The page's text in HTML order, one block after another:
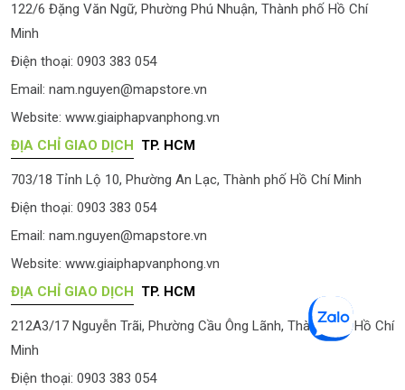
122/6 Đặng Văn Ngữ, Phường Phú Nhuận, Thành phố Hồ Chí
Minh
Điện thoại: 0903 383 054
Email: nam.nguyen@mapstore.vn
Website: www.giaiphapvanphong.vn
ĐỊA CHỈ GIAO DỊCH
TP. HCM
703/18 Tỉnh Lộ 10, Phường An Lạc, Thành phố Hồ Chí Minh
Điện thoại: 0903 383 054
Email: nam.nguyen@mapstore.vn
Website: www.giaiphapvanphong.vn
ĐỊA CHỈ GIAO DỊCH
TP. HCM
212A3/17 Nguyễn Trãi, Phường Cầu Ông Lãnh, Thành phố Hồ Chí
Minh
Điện thoại: 0903 383 054